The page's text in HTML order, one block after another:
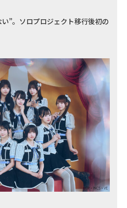
い”。ソロプロジェクト移行後初の